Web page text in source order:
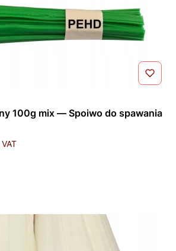
100g mix — Spoiwo do spawania
VAT